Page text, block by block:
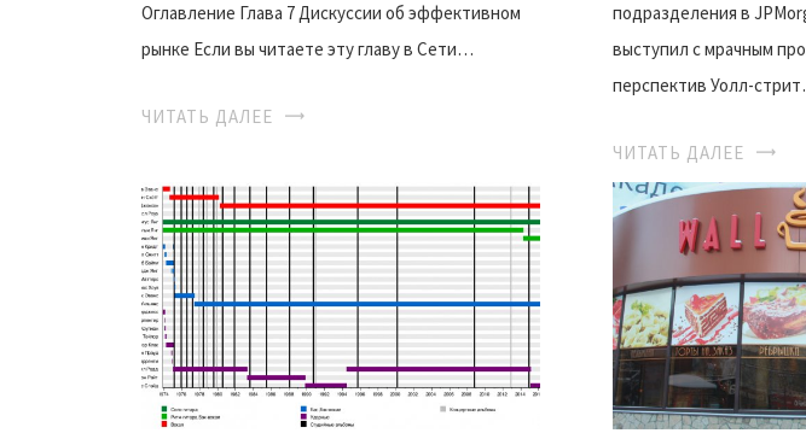
Оглавление Глава 7 Дискуссии об эффективном
рынке Если вы читаете эту главу в Сети…
ЧИТАТЬ ДАЛЕЕ
подразделения в
выступил с мрачным
перспектив Уолл-
ЧИТАТЬ ДАЛЕЕ